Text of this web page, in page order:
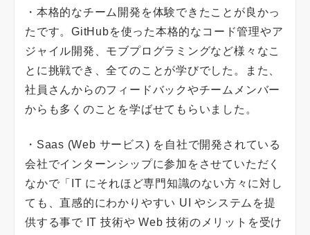
・本格的なチーム開発を体験できたことが良かっ
たです。GitHubを使った本格的なコード管理やア
ジャイル開発、モブプログラミングなど様々なこ
とに挑戦でき、全てのことが学びでした。また、
社員さんからのフィードバックやチームメンバー
からも多くのことを学ばせてもらいました。
・Saas (Web サービス) を自社で開発されている
会社でインターンシップに参加をさせていただく
なかで「IT にそれほど専門知識のない方々に対し
ても、直感的にわかりやすい UI やシステムを提
供する事で IT 技術や Web 技術のメリットを受け